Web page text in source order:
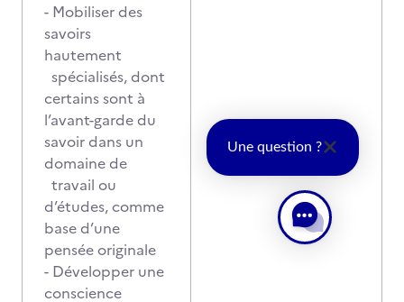
- Mobiliser des
savoirs
hautement
spécialisés, dont
certains sont à
l’avant-garde du
savoir dans un
domaine de
travail ou
d’études, comme
base d’une
pensée originale
- Développer une
conscience
Une question ?